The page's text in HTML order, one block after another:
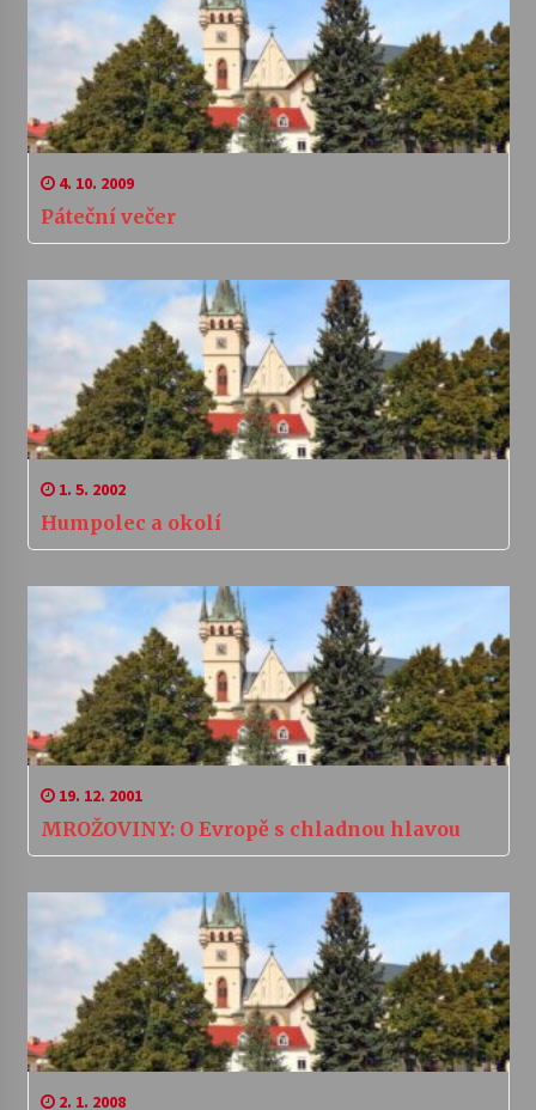
4. 10. 2009
Páteční večer
1. 5. 2002
Humpolec a okolí
19. 12. 2001
MROŽOVINY: O Evropě s chladnou hlavou
2. 1. 2008